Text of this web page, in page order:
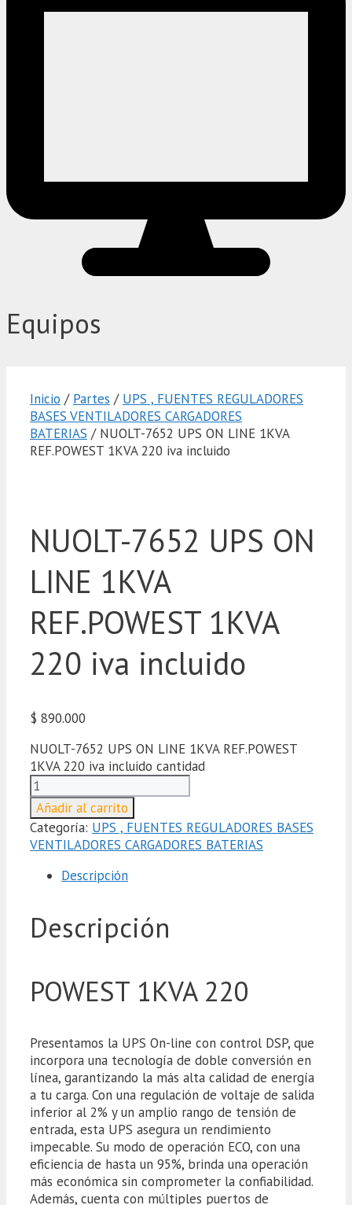
Equipos
Inicio / Partes / UPS , FUENTES REGULADORES
BASES VENTILADORES CARGADORES
BATERIAS / NUOLT-7652 UPS ON LINE 1KVA
REF.POWEST 1KVA 220 iva incluido
NUOLT-7652 UPS ON
LINE 1KVA
REF.POWEST 1KVA
220 iva incluido
$ 890.000
NUOLT-7652 UPS ON LINE 1KVA REF.POWEST
1KVA 220 iva incluido cantidad
Añadir al carrito
Categoría: UPS , FUENTES REGULADORES BASES
VENTILADORES CARGADORES BATERIAS
Descripción
Descripción
POWEST 1KVA 220
Presentamos la UPS On-line con control DSP, que
incorpora una tecnología de doble conversión en
línea, garantizando la más alta calidad de energía
a tu carga. Con una regulación de voltaje de salida
inferior al 2% y un amplio rango de tensión de
entrada, esta UPS asegura un rendimiento
impecable. Su modo de operación ECO, con una
eficiencia de hasta un 95%, brinda una operación
más económica sin comprometer la confiabilidad.
Además, cuenta con múltiples puertos de